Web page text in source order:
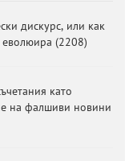
дискурс, или как
еволюира (2208)
като
на фалшиви новини